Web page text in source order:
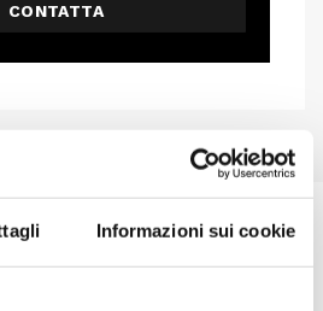
Informazioni sui cookie
CONTATTA